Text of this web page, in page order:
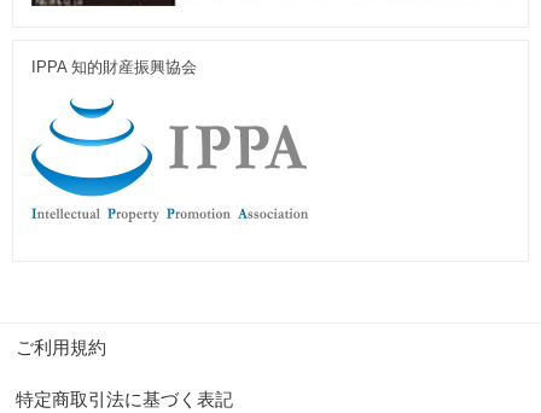
IPPA 知的財産振興協会
ご利用規約
特定商取引法に基づく表記